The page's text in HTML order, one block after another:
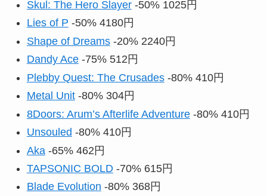
Skul: The Hero Slayer-50% 1025円
Lies of P -50% 4180円
Shape of Dreams-20% 2240円
Dandy Ace-75% 512円
Plebby Quest: The Crusades-80% 410円
Metal Unit-80% 304円
8Doors: Arum’s Afterlife Adventure-80% 410円
Unsouled -80% 410円
Aka-65% 462円
TAPSONIC BOLD-70% 615円
Blade Evolution -80% 368円